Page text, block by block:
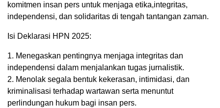
komitmen insan pers untuk menjaga etika,integritas,
independensi, dan solidaritas di tengah tantangan zaman.
Isi Deklarasi HPN 2025:
1. Menegaskan pentingnya menjaga integritas dan
independensi dalam menjalankan tugas jurnalistik.
2. Menolak segala bentuk kekerasan, intimidasi, dan
kriminalisasi terhadap wartawan serta menuntut
perlindungan hukum bagi insan pers.